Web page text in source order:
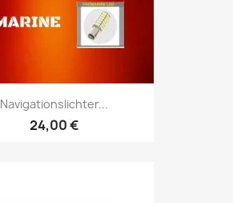
Navigationslichter...
24,00 €